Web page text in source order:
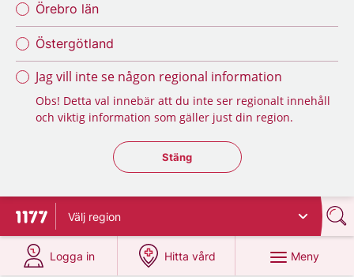
Örebro län
Östergötland
Jag vill inte se någon regional information
Obs! Detta val innebär att du inte ser regionalt innehåll
och viktig information som gäller just din region.
Stäng regionsväljaren
Stäng
Till startsidan för 1177
Välj region
Logga in
på 1177.se
Hitta vård
på 1177.se
Meny